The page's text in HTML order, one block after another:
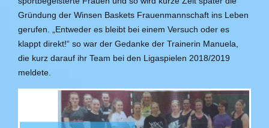
Gründung der Winsen Baskets Frauenmannschaft ins Leben
gerufen. „Entweder es bleibt bei einem Versuch oder es
klappt direkt!“ so war der Gedanke der Trainerin Manuela,
die kurz darauf ihr Team bei den Ligaspielen 2018/2019
meldete.